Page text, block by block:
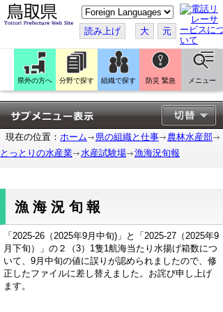
こ
の
ペ
ー
ジ
翻
訳
す
る
読み上げ 大 元
県外の方へ 分野で探す 組織で探す 防災 緊急 メニュー
現在の位置： ホーム 県の組織と仕事
農林水産部
とっとりの水産業
水産試験場 漁海況旬報
漁海況旬報
「2025-26（2025年9月中旬)」と「2025-27（2025年9
月下旬）」の２（3）1隻1航海当たり水揚げ箱数につ
いて、9月中旬の値に誤りが認められましたので、修
正したファイルに差し替えました。お詫び申し上げ
ます。